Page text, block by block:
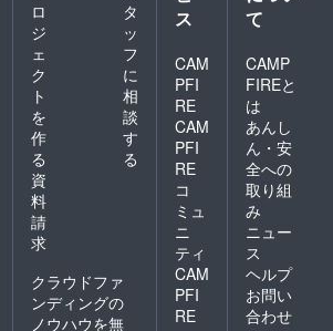
ロ
ジ
ェ
ク
ト
を
作
る
タ
ッ
フ
に
相
談
す
る
資
料
請
求
クラウドファ
ンディングの
ノウハウを無
ス
CAM
PFI
RE
CAM
PFI
RE
コ
ミュ
ニ
ティ
CAM
PFI
RE
て
CAMP
FIREと
は
あんし
ん・安
全への
取り組
み
ニュー
ス
ヘルプ
お問い
合わせ